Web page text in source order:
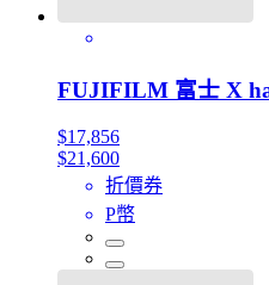
FUJIFILM 富士 X
$17,856
$21,600
折價券
P幣